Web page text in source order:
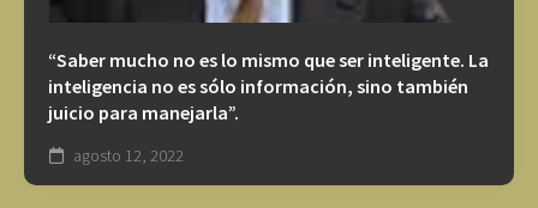
“Saber mucho no es lo mismo que ser inteligente. La
inteligencia no es sólo información, sino también
juicio para manejarla”.
agosto 12, 2022